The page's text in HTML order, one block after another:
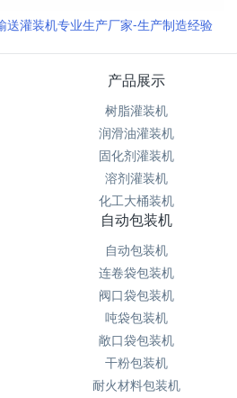
送灌装机专业生产厂家-生产制造经验
产品展示
树脂灌装机
润滑油灌装机
固化剂灌装机
溶剂灌装机
化工大桶装机
自动包装机
自动包装机
连卷袋包装机
阀口袋包装机
吨袋包装机
敞口袋包装机
干粉包装机
耐火材料包装机